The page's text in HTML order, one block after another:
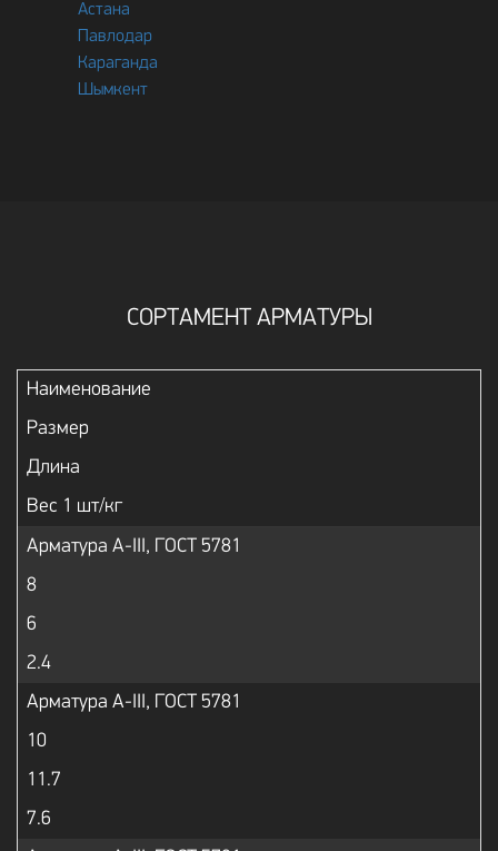
Астана
Павлодар
Караганда
Шымкент
СОРТАМЕНТ АРМАТУРЫ
Наименование
Размер
Длина
Вес 1 шт/кг
Арматура А-III, ГОСТ 5781
8
6
2.4
Арматура А-III, ГОСТ 5781
10
11.7
7.6